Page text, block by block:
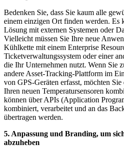
Bedenken Sie, dass Sie kaum alle
einem einzigen Ort finden werden. Es
Lösung mit externen Systemen oder
Vielleicht müssen Sie Ihre neue
Kühlkette mit einem Enterprise
Ticketverwaltungssystem oder einer
die Ihr Unternehmen nutzt. Wenn Sie
andere Asset-Tracking-Plattform im
von GPS-Geräten erfasst, möchten
Ihren neuen Temperatursensoren
können über APIs (Application
kombiniert, verarbeitet und an das
übertragen werden.
5. Anpassung und Branding, um
abzuheben